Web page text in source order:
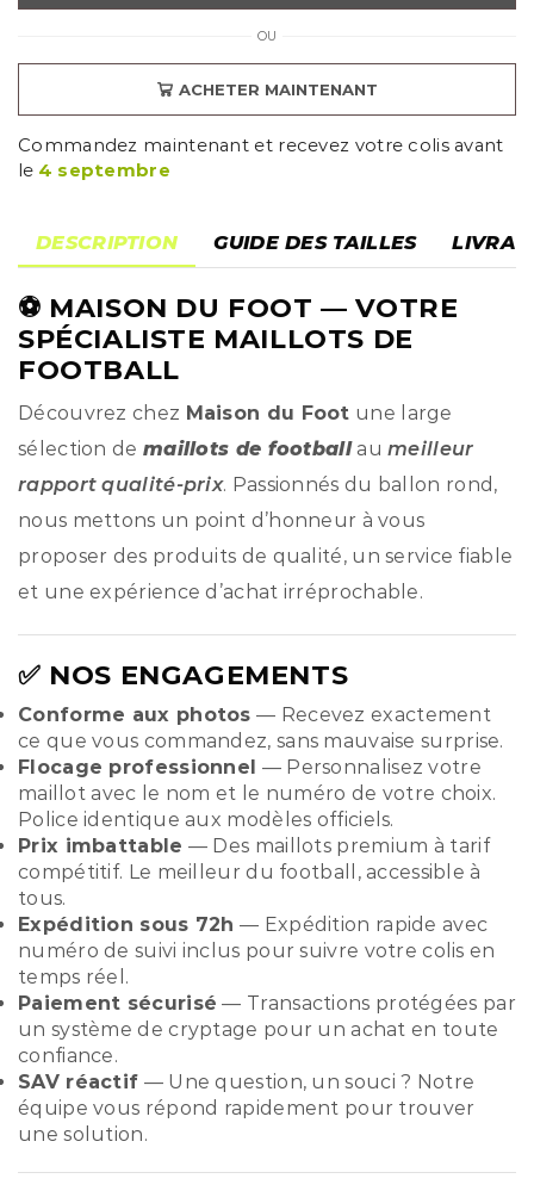
OU
ACHETER MAINTENANT
Commandez maintenant et recevez votre colis avant
le 4 septembre
DESCRIPTION GUIDE DES TAILLES
⚽ MAISON DU FOOT — VOTRE
SPÉCIALISTE MAILLOTS DE
FOOTBALL
Découvrez chez Maison du Foot une large
sélection de maillots de footballaumeilleur
rapport qualité-prix. Passionnés du ballon rond,
nous mettons un point d’honneur à vous
proposer des produits de qualité, un service fiable
et une expérience d’achat irréprochable.
✅ NOS ENGAGEMENTS
Conforme aux photos — Recevez exactement
ce que vous commandez, sans mauvaise surprise.
Flocage professionnel — Personnalisez votre
maillot avec le nom et le numéro de votre choix.
Police identique aux modèles officiels.
Prix imbattable — Des maillots premium à tarif
compétitif. Le meilleur du football, accessible à
tous.
Expédition sous 72h — Expédition rapide avec
numéro de suivi inclus pour suivre votre colis en
temps réel.
Paiement sécurisé — Transactions protégées par
un système de cryptage pour un achat en toute
confiance.
SAV réactif — Une question, un souci ? Notre
équipe vous répond rapidement pour trouver
une solution.